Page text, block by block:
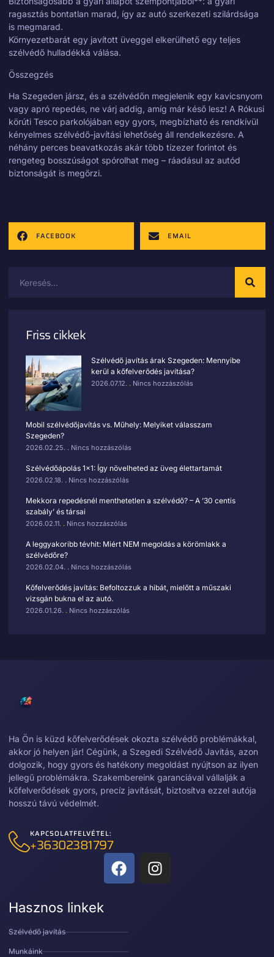
ragasztás bontatlan marad, így az autó szerkezeti szilárdsága
is megmarad.
Környezetbarát egy javított üveggel elkerülhető egy teljes
szélvédő hulladékká válása.
Összegzés
Ha Szegeden jársz, és a szélvédőn megjelenik egy kavicsnyom
vagy apró repedés, ne várj addig, amíg már késő lesz! A Rókusi
körúti Tesco parkolójában egy gyors, megbízható és rendkívül
kényelmes szélvédő-javítási lehetőség áll rendelkezésre. A
néhány perces beavatkozás akár több tízezer forintot és
rengeteg bosszúságot spórolhat meg – ráadásul az autód
biztonságát is megőrzi.
FACEBOOK EMAIL
Friss cikkek
Szélvédő javítás árak Szegeden: Mennyibe
kerül a kőfelverődés javítása?
2026.07.12. Nincs hozzászólás
Mobil szélvédőjavítás vs. Műhely: Melyiket válasszam
Szegeden?
2026.02.25. Nincs hozzászólás
Szélvédőápolás 1×1: Így növelheted az üveg élettartamát
2026.02.18. Nincs hozzászólás
Mekkora repedésnél menthetetlen a szélvédő? – A ’30 centis
szabály’ és társai
2026.02.11. Nincs hozzászólás
A leggyakoribb tévhit: Miért NEM megoldás a körömlakk a
szélvédőre?
2026.02.04. Nincs hozzászólás
Kőfelverődés javítás: Befoltozzuk a hibát, mielőtt a műszaki
vizsgán bukna el az autó.
2026.01.26. Nincs hozzászólás
Ha Ön is küzd kőfelverődések okozta szélvédő problémákkal,
akkor jó helyen jár! Cégünk, a Szegedi Szélvédő Javítás, azon
dolgozik, hogy gyors és hatékony megoldást nyújtson az ilyen
jellegű problémákra. Szakembereink garanciával vállalják a
kőfelverődések gyors, precíz javítását, biztosítva ezzel autója
hosszú távú védelmét.
KAPCSOLATFELVÉTEL:
+36302381797
Hasznos linkek
Szélvédő javítás
Munkáink